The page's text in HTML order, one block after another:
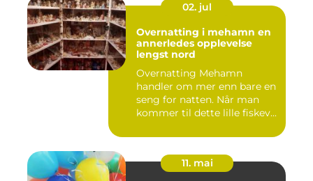
02. jul
Overnatting i mehamn en
annerledes opplevelse
lengst nord
Overnatting Mehamn
handler om mer enn bare en
seng for natten. Når man
kommer til dette lille fiskev...
11. mai